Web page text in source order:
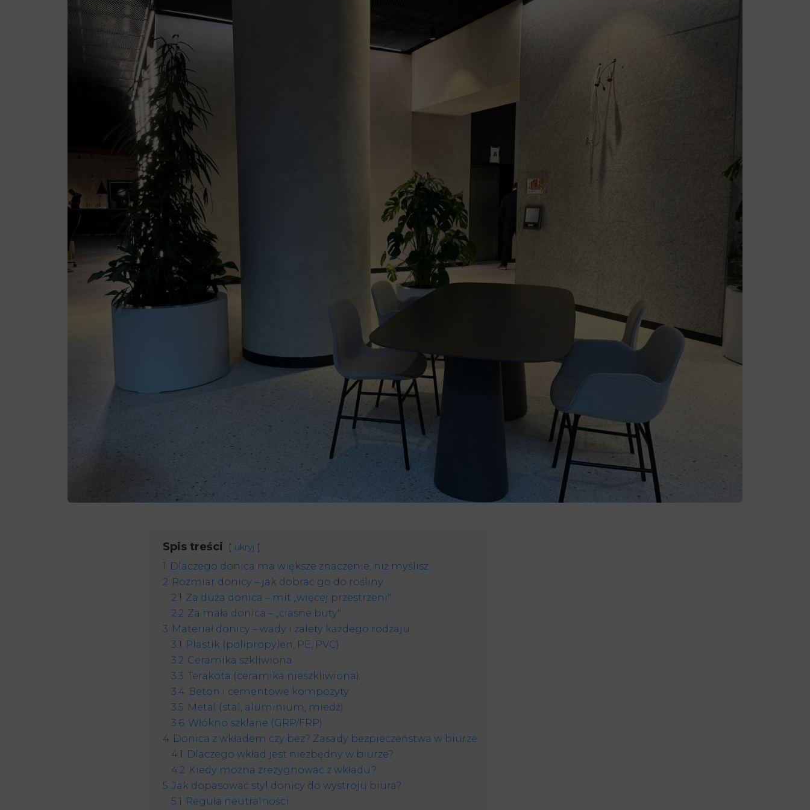
Spis treści ukryj
1 Dlaczego donica ma większe znaczenie, niż myślisz
2 Rozmiar donicy – jak dobrać go do rośliny
2.1 Za duża donica – mit „więcej przestrzeni"
2.2 Za mała donica – „ciasne buty"
3 Materiał donicy – wady i zalety każdego rodzaju
3.1 Plastik (polipropylen, PE, PVC)
3.2 Ceramika szkliwiona
3.3 Terakota (ceramika nieszkliwiona)
3.4 Beton i cementowe kompozyty
3.5 Metal (stal, aluminium, miedź)
3.6 Włókno szklane (GRP/FRP)
4 Donica z wkładem czy bez? Zasady bezpieczeństwa w biurze
4.1 Dlaczego wkład jest niezbędny w biurze?
4.2 Kiedy można zrezygnować z wkładu?
5 Jak dopasować styl donicy do wystroju biura?
5.1 Reguła neutralności